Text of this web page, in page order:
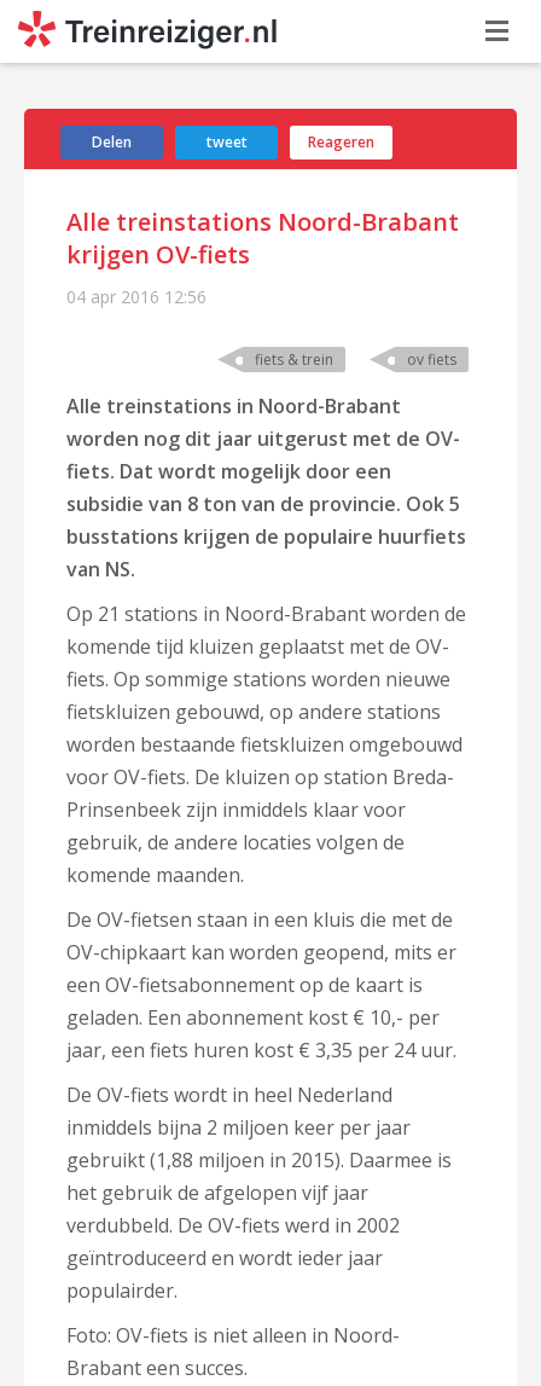
Delen tweet Reageren
Alle treinstations Noord-Brabant
krijgen OV-fiets
04 apr 2016 12:56
fiets & trein ov fiets
Alle treinstations in Noord-Brabant
worden nog dit jaar uitgerust met de OV-
fiets. Dat wordt mogelijk door een
subsidie van 8 ton van de provincie. Ook 5
busstations krijgen de populaire huurfiets
van NS.
Op 21 stations in Noord-Brabant worden de
komende tijd kluizen geplaatst met de OV-
fiets. Op sommige stations worden nieuwe
fietskluizen gebouwd, op andere stations
worden bestaande fietskluizen omgebouwd
voor OV-fiets. De kluizen op station Breda-
Prinsenbeek zijn inmiddels klaar voor
gebruik, de andere locaties volgen de
komende maanden.
De OV-fietsen staan in een kluis die met de
OV-chipkaart kan worden geopend, mits er
een OV-fietsabonnement op de kaart is
geladen. Een abonnement kost € 10,- per
jaar, een fiets huren kost € 3,35 per 24 uur.
De OV-fiets wordt in heel Nederland
inmiddels bijna 2 miljoen keer per jaar
gebruikt (1,88 miljoen in 2015). Daarmee is
het gebruik de afgelopen vijf jaar
verdubbeld. De OV-fiets werd in 2002
geïntroduceerd en wordt ieder jaar
populairder.
Foto: OV-fiets is niet alleen in Noord-
Brabant een succes.